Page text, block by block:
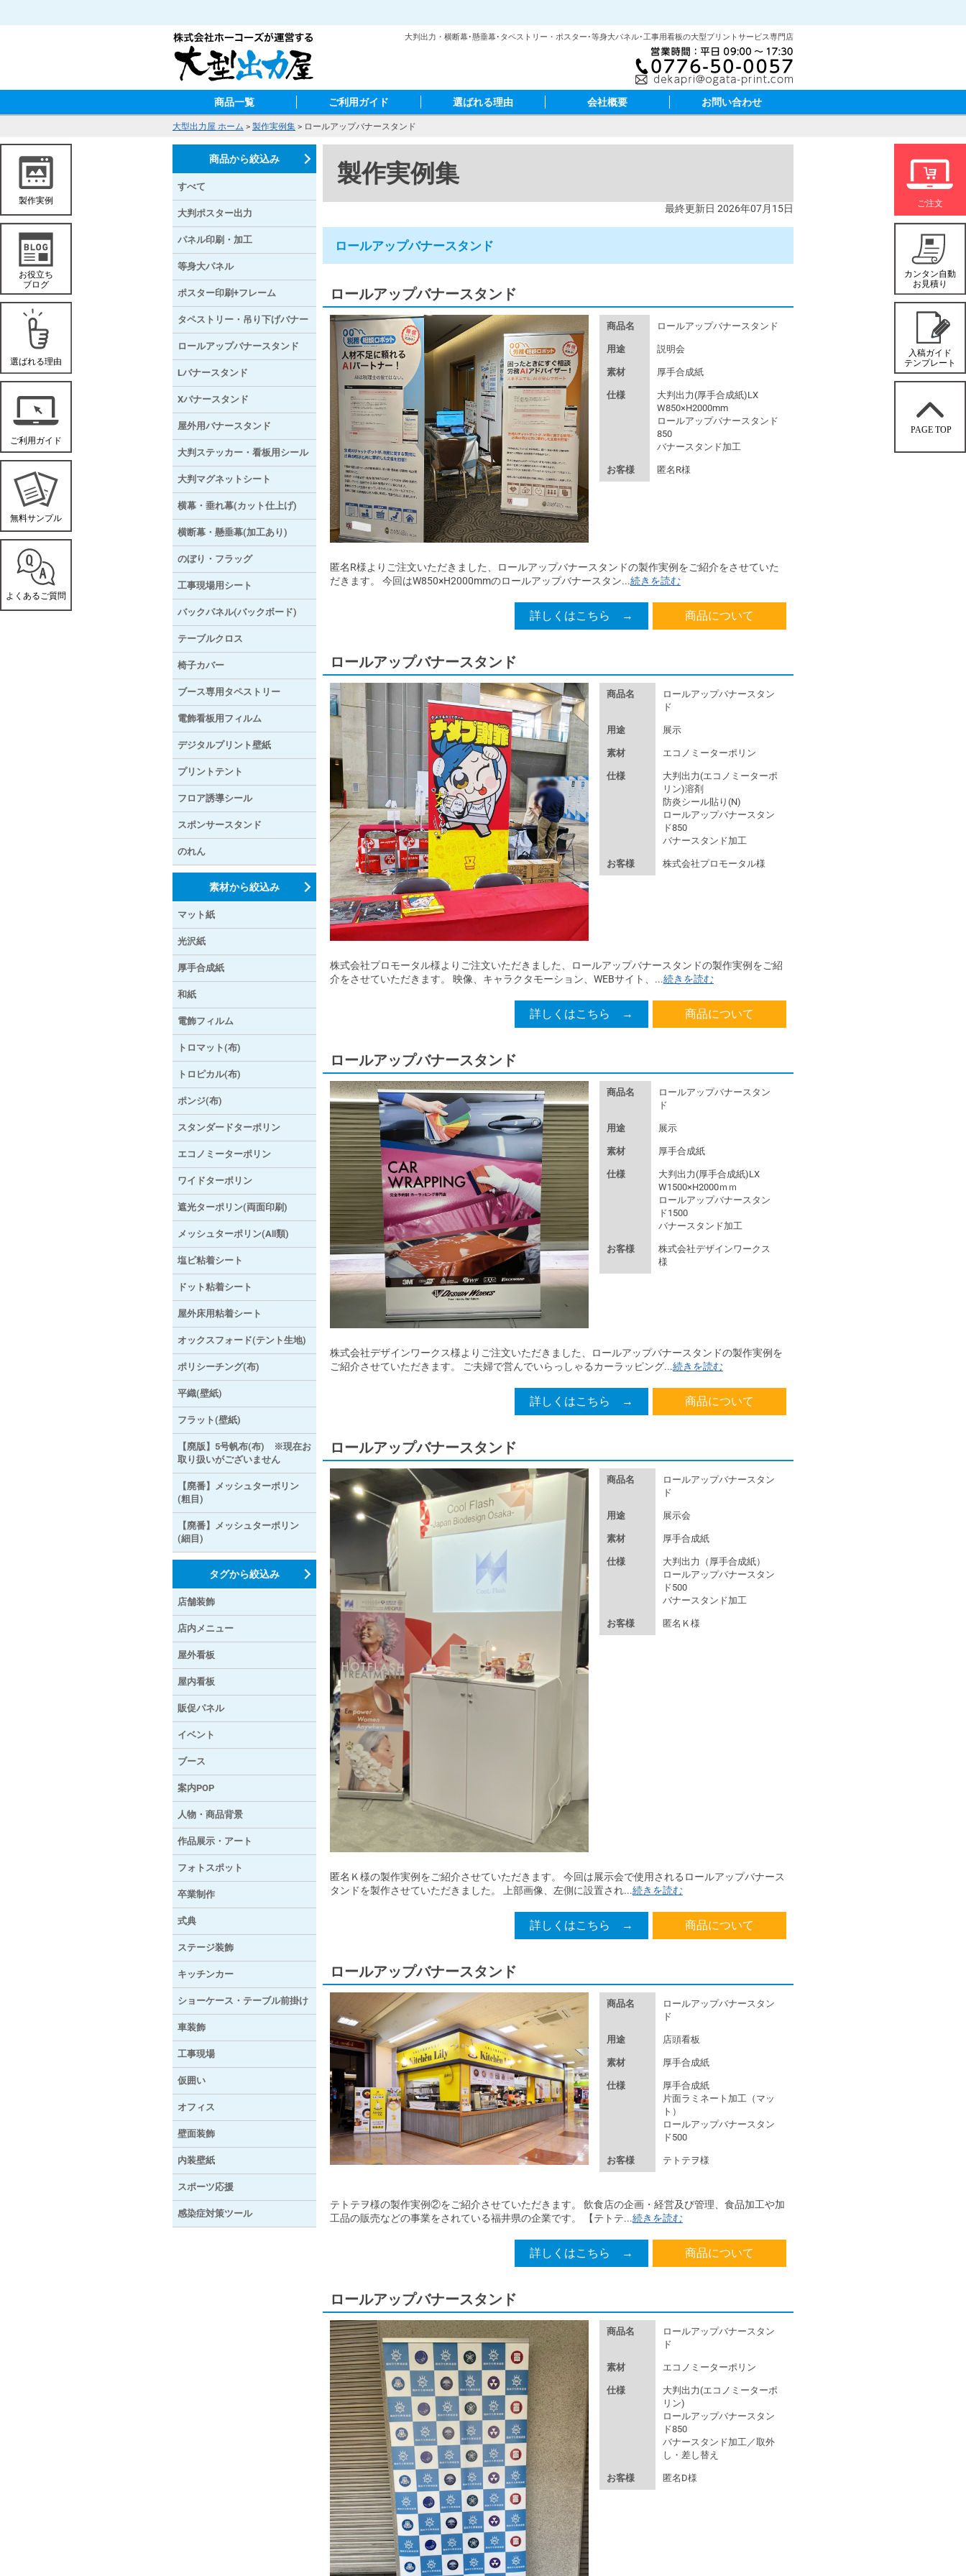
大判出力・横断幕･懸垂幕･タペストリー・ポスター･等身大パネル･工事用看板の大型プリントサービス専門店
商品一覧 ご利用ガイド 選ばれる理由 会社概要 お問い合わせ
大型出力屋 ホーム > 製作実例集 > ロールアップバナースタンド
製作実例集
最終更新日 2026年07月15日
ロールアップバナースタンド
ロールアップバナースタンド
商品名 ロールアップバナースタンド
用途 説明会
素材 厚手合成紙
仕様
大判出力(厚手合成紙)LX
W850×H2000mm
ロールアップバナースタンド
850
バナースタンド加工
お客様 匿名R様
匿名R様よりご注文いただきました、ロールアップバナースタンドの製作実例をご紹介をさせていた
だきます。 今回はW850×H2000mmのロールアップバナースタン...続きを読む
詳しくはこちら → 商品について
ロールアップバナースタンド
商品名
ロールアップバナースタン
ド
用途 展示
素材 エコノミーターポリン
仕様
大判出力(エコノミーターポ
リン)溶剤
防炎シール貼り(N)
ロールアップバナースタン
ド850
バナースタンド加工
お客様 株式会社プロモータル様
株式会社プロモータル様よりご注文いただきました、ロールアップバナースタンドの製作実例をご紹
介をさせていただきます。 映像、キャラクタモーション、WEBサイト、...続きを読む
詳しくはこちら → 商品について
ロールアップバナースタンド
商品名
ロールアップバナースタン
ド
用途 展示
素材 厚手合成紙
仕様
大判出力(厚手合成紙)LX
W1500×H2000ｍｍ
ロールアップバナースタン
ド1500
バナースタンド加工
お客様
株式会社デザインワークス
様
株式会社デザインワークス様よりご注文いただきました、ロールアップバナースタンドの製作実例を
ご紹介させていただきます。 ご夫婦で営んでいらっしゃるカーラッピング...続きを読む
詳しくはこちら → 商品について
ロールアップバナースタンド
商品名
ロールアップバナースタン
ド
用途 展示会
素材 厚手合成紙
仕様
大判出力（厚手合成紙）
ロールアップバナースタン
ド500
バナースタンド加工
お客様 匿名Ｋ様
匿名Ｋ様の製作実例をご紹介させていただきます。 今回は展示会で使用されるロールアップバナース
タンドを製作させていただきました。 上部画像、左側に設置され...続きを読む
詳しくはこちら → 商品について
ロールアップバナースタンド
商品名
ロールアップバナースタン
ド
用途 店頭看板
素材 厚手合成紙
仕様
厚手合成紙
片面ラミネート加工（マッ
ト）
ロールアップバナースタン
ド500
お客様 テトテヲ様
テトテヲ様の製作実例②をご紹介させていただきます。 飲食店の企画・経営及び管理、食品加工や加
工品の販売などの事業をされている福井県の企業です。 【テトテ...続きを読む
詳しくはこちら → 商品について
ロールアップバナースタンド
商品名
ロールアップバナースタン
ド
素材 エコノミーターポリン
仕様
大判出力(エコノミーターポ
リン)
ロールアップバナースタン
ド850
バナースタンド加工／取外
し・差し替え
お客様 匿名D様
商品から絞込み
すべて
大判ポスター出力
パネル印刷・加工
等身大パネル
ポスター印刷+フレーム
タペストリー・吊り下げバナー
ロールアップバナースタンド
Lバナースタンド
Xバナースタンド
屋外用バナースタンド
大判ステッカー・看板用シール
大判マグネットシート
横幕・垂れ幕(カット仕上げ)
横断幕・懸垂幕(加工あり)
のぼり・フラッグ
工事現場用シート
バックパネル(バックボード)
テーブルクロス
椅子カバー
ブース専用タペストリー
電飾看板用フィルム
デジタルプリント壁紙
プリントテント
フロア誘導シール
スポンサースタンド
のれん
素材から絞込み
マット紙
光沢紙
厚手合成紙
和紙
電飾フィルム
トロマット(布)
トロピカル(布)
ポンジ(布)
スタンダードターポリン
エコノミーターポリン
ワイドターポリン
遮光ターポリン(両面印刷)
メッシュターポリン(AⅡ類)
塩ビ粘着シート
ドット粘着シート
屋外床用粘着シート
オックスフォード(テント生地)
ポリシーチング(布)
平織(壁紙)
フラット(壁紙)
【廃版】5号帆布(布) ※現在お
取り扱いがございません
【廃番】メッシュターポリン
(粗目)
【廃番】メッシュターポリン
(細目)
タグから絞込み
店舗装飾
店内メニュー
屋外看板
屋内看板
販促パネル
イベント
ブース
案内POP
人物・商品背景
作品展示・アート
フォトスポット
卒業制作
式典
ステージ装飾
キッチンカー
ショーケース・テーブル前掛け
車装飾
工事現場
仮囲い
オフィス
壁面装飾
内装壁紙
スポーツ応援
感染症対策ツール